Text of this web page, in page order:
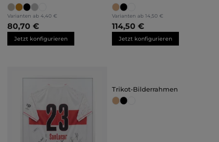
Varianten ab 4,40 €
80,70 €
Jetzt konfigurieren
Varianten ab 14,50 €
114,50 €
Jetzt konfigurieren
Trikot-Bilderrahmen